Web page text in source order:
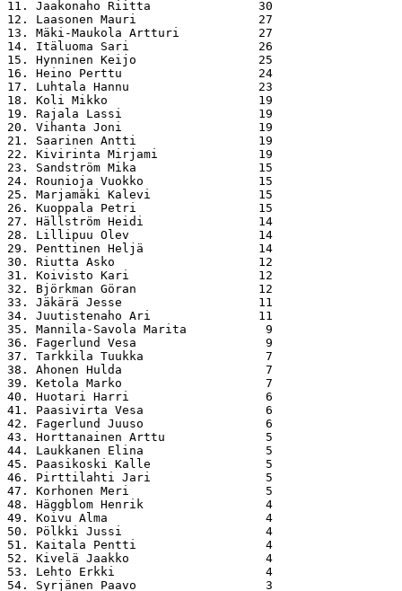
11. Jaakonaho Riitta               30
12. Laasonen Mauri                 27
13. Mäki-Maukola Artturi           27
14. Itäluoma Sari                  26
15. Hynninen Keijo                 25
16. Heino Perttu                   24
17. Luhtala Hannu                  23
18. Koli Mikko                     19
19. Rajala Lassi                   19
20. Vihanta Joni                   19
21. Saarinen Antti                 19
22. Kivirinta Mirjami              19
23. Sandström Mika                 15
24. Rounioja Vuokko                15
25. Marjamäki Kalevi               15
26. Kuoppala Petri                 15
27. Hällström Heidi                14
28. Lillipuu Olev                  14
29. Penttinen Heljä                14
30. Riutta Asko                    12
31. Koivisto Kari                  12
32. Björkman Göran                 12
33. Jäkärä Jesse                   11
34. Juutistenaho Ari               11
35. Mannila-Savola Marita           9
36. Fagerlund Vesa                  9
37. Tarkkila Tuukka                 7
38. Ahonen Hulda                    7
39. Ketola Marko                    7
40. Huotari Harri                   6
41. Paasivirta Vesa                 6
42. Fagerlund Juuso                 6
43. Horttanainen Arttu              5
44. Laukkanen Elina                 5
45. Paasikoski Kalle                5
46. Pirttilahti Jari                5
47. Korhonen Meri                   5
48. Häggblom Henrik                 4
49. Koivu Alma                      4
50. Pölkki Jussi                    4
51. Kaitala Pentti                  4
52. Kivelä Jaakko                   4
53. Lehto Erkki                     4
54. Syrjänen Paavo                  3